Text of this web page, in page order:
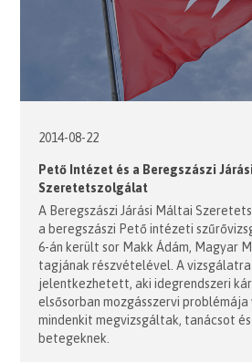
2014-08-22
Pető Intézet és a Beregszászi
Szeretetszolgálat
A Beregszászi Járási Máltai
a beregszászi Pető intézeti
6-án került sor Makk Ádám, Magyar
tagjának részvételével. A
jelentkezhetett, aki idegrendszeri
elsősorban mozgásszervi problémája
mindenkit megvizsgáltak, tanácsot
betegeknek.